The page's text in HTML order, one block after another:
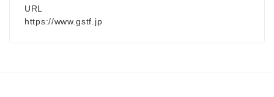
URL
https://www.gstf.jp